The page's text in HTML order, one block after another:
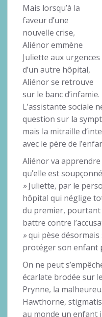
Mais lorsqu’à la
faveur d’une
nouvelle crise,
Aliénor emmène
Juliette aux urgences
d’un autre hôpital,
Aliénor se retrouve
sur le banc d’infamie.
L’assistante sociale
question sur la
mais la mitraille
avec le père de
Aliénor va
qu’elle est
»Juliette, par le
hôpital qui néglige
du premier, pourtant
battre contre
»qui pèse
protéger son enfant
On ne peut
écarlate brodée sur
Prynne, la
Hawthorne,
au monde un enfant